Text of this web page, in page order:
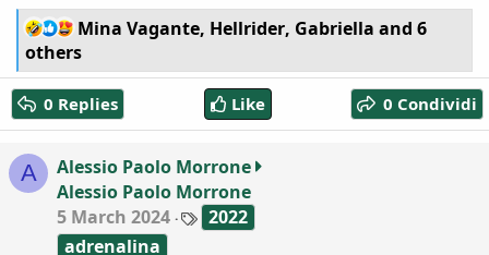
R
e
a
c
t
i
n
s
:
Mina Vagante, Hellrider, Gabriella and 6
others
0 Replies Like 0 Condividi
A
Alessio Paolo Morrone
Alessio Paolo Morrone
5 March 2024
T
a2022
adrenalina